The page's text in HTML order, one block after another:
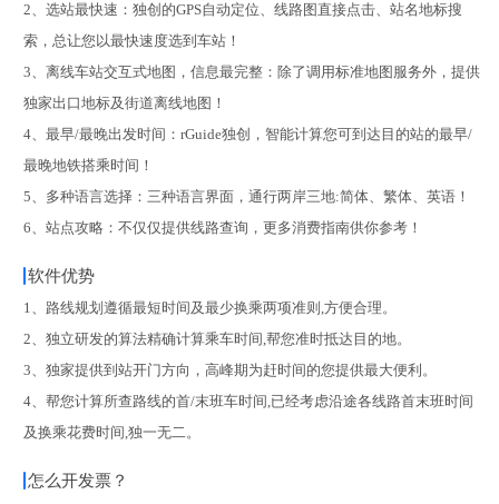
2、选站最快速：独创的GPS自动定位、线路图直接点击、站名地标搜
索，总让您以最快速度选到车站！
3、离线车站交互式地图，信息最完整：除了调用标准地图服务外，提供
独家出口地标及街道离线地图！
4、最早/最晚出发时间：rGuide独创，智能计算您可到达目的站的最早/
最晚地铁搭乘时间！
5、多种语言选择：三种语言界面，通行两岸三地:简体、繁体、英语！
6、站点攻略：不仅仅提供线路查询，更多消费指南供你参考！
软件优势
1、路线规划遵循最短时间及最少换乘两项准则,方便合理。
2、独立研发的算法精确计算乘车时间,帮您准时抵达目的地。
3、独家提供到站开门方向，高峰期为赶时间的您提供最大便利。
4、帮您计算所查路线的首/末班车时间,已经考虑沿途各线路首末班时间
及换乘花费时间,独一无二。
怎么开发票？